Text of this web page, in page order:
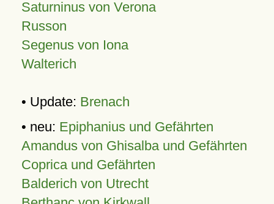
Saturninus von Verona
Russon
Segenus von Iona
Walterich
• Update: Brenach
• neu: Epiphanius und Gefährten
Amandus von Ghisalba und Gefährten
Coprica und Gefährten
Balderich von Utrecht